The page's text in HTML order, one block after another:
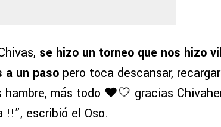
se hizo un torneo que nos hizo
a un paso pero toca descansar,
hambre, más todo ❤️🤍 gracias
!!”, escribió el Oso.